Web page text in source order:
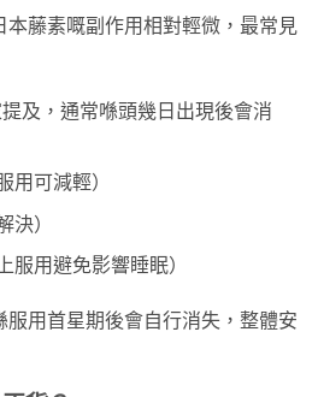
藤素嘅副作用相對輕微，最常見
及，通常喺頭幾日出現後會消
用可減輕）
決）
服用避免影響睡眠）
用首星期後會自行消失，整體安